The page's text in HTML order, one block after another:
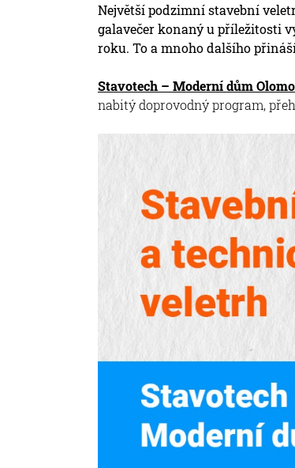
Největší podzimní stavební
galavečer konaný u příležitosti
roku. To a mnoho dalšího
Stavotech – Moderní dům
nabitý doprovodný program,